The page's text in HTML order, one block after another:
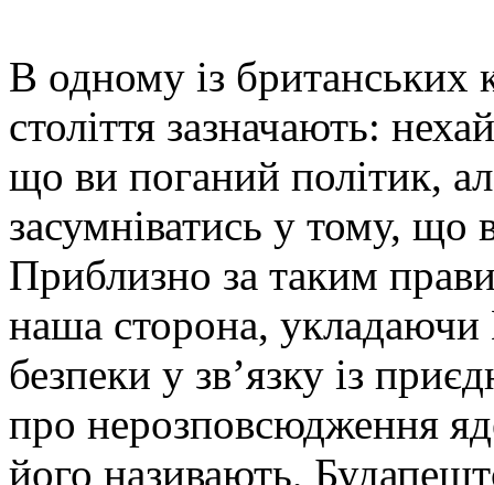
В одному із британських
століття зазначають:
що ви поганий політик,
засумніватись у тому,
Приблизно за таким
наша сторона,
безпеки у зв’язку із
про нерозповсюдження
його називають,